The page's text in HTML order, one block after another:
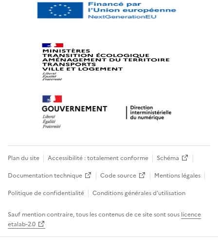
Plan du site Accessibilité : totalement conforme
Schéma
Documentation technique
Code source
Mentions légales
Politique de confidentialité
Conditions générales d’utilisation
Sauf mention contraire, tous les contenus de ce site sont sous licence
etalab-2.0